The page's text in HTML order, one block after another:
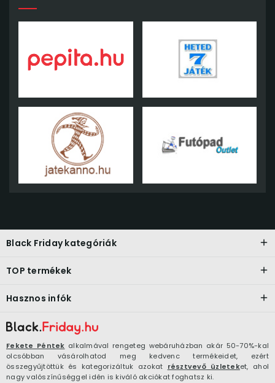
Fekete Péntek alkalmával rengeteg webáruházban akár 50-70%-kal
olcsóbban vásárolhatod meg kedvenc termékeidet, ezért
összegyűjtöttük és kategorizáltuk azokat résztvevő üzleteket, ahol
nagy valószínűséggel idén is kiváló akciókat foghatsz ki.
Black Friday kategóriák
TOP termékek
Hasznos infók